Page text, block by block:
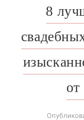
8